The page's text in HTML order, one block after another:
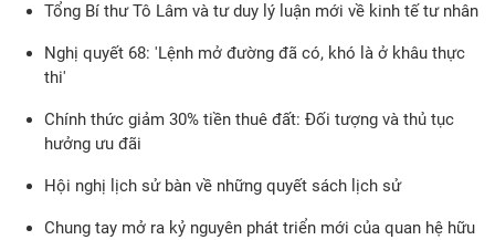
Tổng Bí thư Tô Lâm và tư duy lý luận mới về kinh tế tư nhân
Nghị quyết 68: 'Lệnh mở đường đã có, khó là ở khâu thực
thi'
Chính thức giảm 30% tiền thuê đất: Đối tượng và thủ tục
hưởng ưu đãi
Hội nghị lịch sử bàn về những quyết sách lịch sử
Chung tay mở ra kỷ nguyên phát triển mới của quan hệ hữu